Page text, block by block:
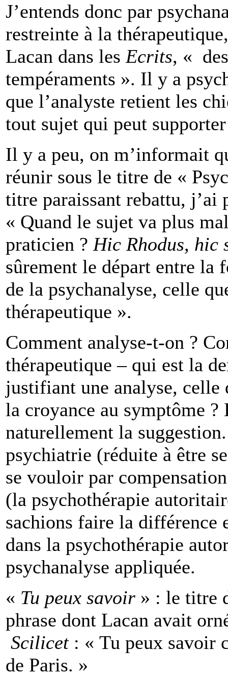
J’entends donc par
restreinte à la
Lacan dans les Ecrits, «
tempéraments ». Il y a
que l’analyste retient les
tout sujet qui peut
Il y a peu, on m’informait
réunir sous le titre de «
titre paraissant rebattu, j’ai
« Quand le sujet va plus
praticien ? Hic Rhodus, hic
sûrement le départ entre la
de la psychanalyse, celle
thérapeutique ».
Comment analyse-t-on ?
thérapeutique – qui est la
justifiant une analyse, celle
la croyance au symptôme
naturellement la
psychiatrie (réduite à être
se vouloir par
(la psychothérapie
sachions faire la différence
dans la psychothérapie
psychanalyse appliquée.
« Tu peux savoir » : le titre
phrase dont Lacan avait
Scilicet : « Tu peux savoir
de Paris. »